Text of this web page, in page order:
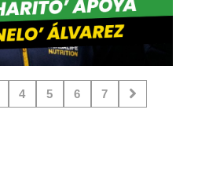
4 5 6 7